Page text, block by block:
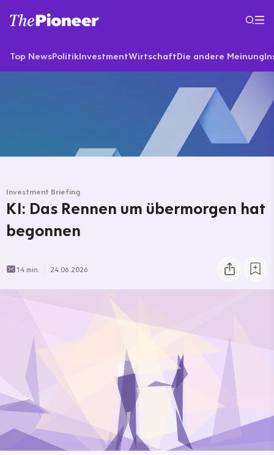
Top NewsPolitikInvestmentWirtschaftDie andere Meinung
Investment Briefing
KI: Das Rennen um übermorgen hat
begonnen
14 min. 24.06.2026